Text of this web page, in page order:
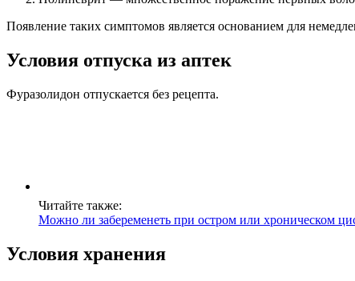
Появление таких симптомов является основанием для
Условия отпуска из аптек
Фуразолидон отпускается без рецепта.
Читайте также:
Можно ли забеременеть при остром или хроническом
Условия хранения